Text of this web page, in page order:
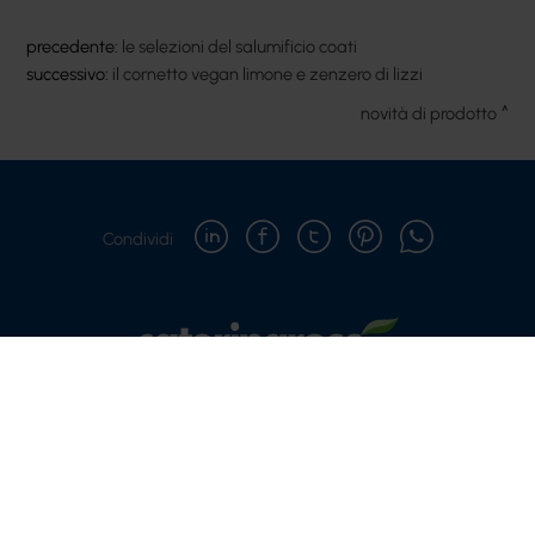
precedente: le selezioni del salumificio coati
successivo: il cornetto vegan limone e zenzero di lizzi
novità di prodotto
Condividi